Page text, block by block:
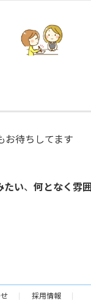
お待ちしてます
たい、 何となく雰囲
採用情報